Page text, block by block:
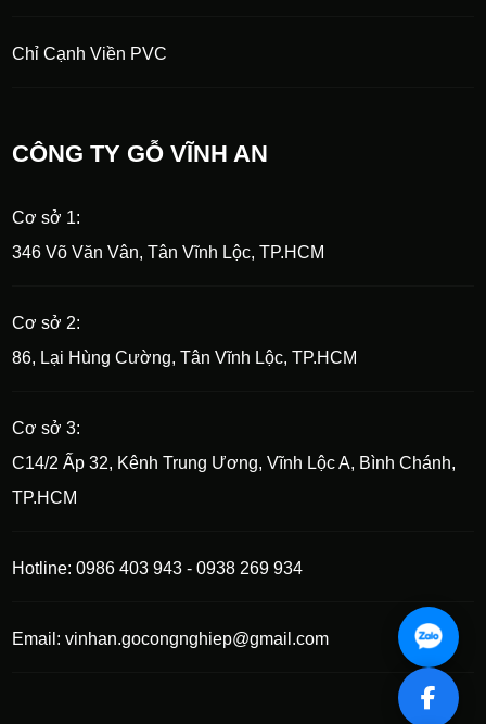
Chỉ Cạnh Viền PVC
CÔNG TY GỖ VĨNH AN
Cơ sở 1:
346 Võ Văn Vân, Tân Vĩnh Lộc, TP.HCM
Cơ sở 2:
86, Lại Hùng Cường, Tân Vĩnh Lộc, TP.HCM
Cơ sở 3:
C14/2 Ấp 32, Kênh Trung Ương, Vĩnh Lộc A, Bình Chánh,
TP.HCM
Hotline: 0986 403 943 - 0938 269 934
Email: vinhan.gocongnghiep@gmail.com